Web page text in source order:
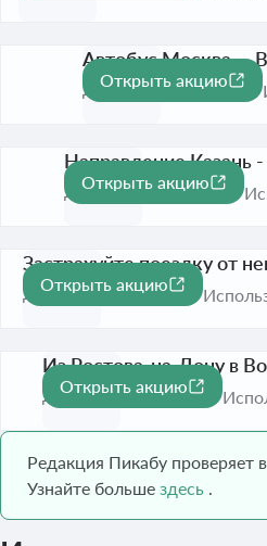
Автобус Москва —
До 31 окт. 2026
Открыть акцию
Направление Казань
До 31 окт. 2026
Открыть акцию
Застрахуйте поездку от
До 31 окт. 2026
Открыть акцию
Из Ростова-на-Дону в
До 31 окт. 2026
Открыть акцию
Редакция Пикабу проверяет
Узнайте больше здесь .